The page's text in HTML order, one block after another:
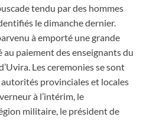
tendu par des hommes
le dimanche dernier.
à emporté une grande
au paiement des enseignants du
Les ceremonies se sont
provinciales et locales
à l’intérim, le
militaire, le président de